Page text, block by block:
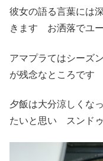
彼女の語る言葉には
きます お洒落でユ
アマプラてはシーズ
が残念なところです
夕飯は大分涼しくな
たいと思い スンド